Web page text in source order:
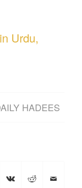
Urdu,
HADEES